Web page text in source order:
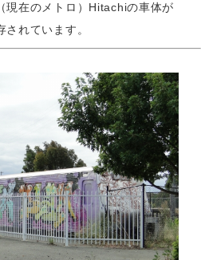
現在のメトロ）Hitachiの車体が
れています。